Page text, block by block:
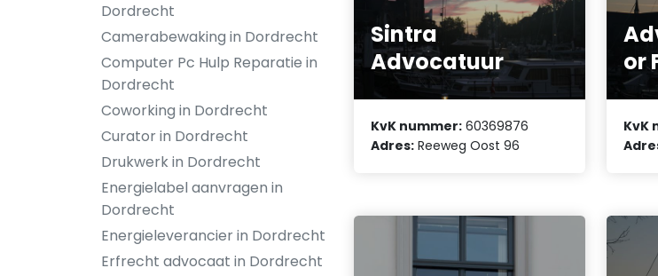
Dordrecht
Camerabewaking in Dordrecht
Computer Pc Hulp Reparatie in
Dordrecht
Coworking in Dordrecht
Curator in Dordrecht
Drukwerk in Dordrecht
Energielabel aanvragen in
Dordrecht
Energieleverancier in Dordrecht
Erfrecht advocaat in Dordrecht
Sintra
Advocatuur
KvK nummer: 60369876
Adres: Reeweg Oost 96
or
KvK